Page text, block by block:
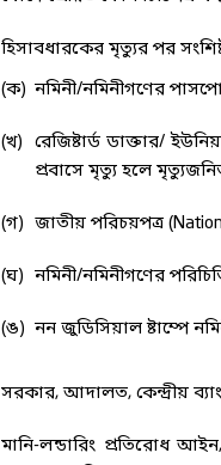
হিসাবধারকের মৃত্যুর পর
(ক) নমিনী/নমিনীগণের
(খ)
রেজিষ্টার্ড ডাক্তার/
প্রবাসে মৃত্যু হলে
(গ) জাতীয় পরিচয়পত্র
(ঘ) নমিনী/নমিনীগণের
(ঙ) নন জুডিসিয়াল ষ্টাম্পে
সরকার, আদালত, কেন্দ্রীয়
মানি-লন্ডারিং প্রতিরোধ